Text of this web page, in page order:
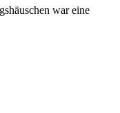
war eine